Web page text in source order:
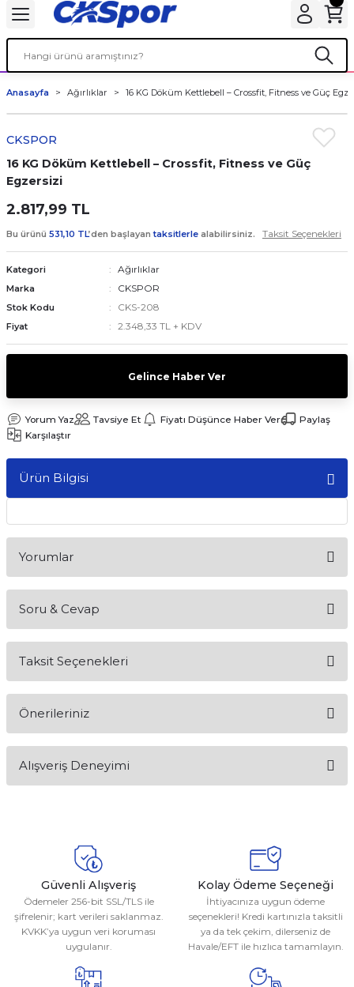
Anasayfa Ağırlıklar 16 KG Döküm Kettlebell – Crossfit, Fitness ve Güç
CKSPOR
16 KG Döküm Kettlebell – Crossfit, Fitness ve Güç
Egzersizi
2.817,99 TL
Bu ürünü 531,10 TL’den başlayantaksitlerle alabilirsiniz. Taksit Seçenekleri
Kategori Ağırlıklar
Marka CKSPOR
Stok Kodu CKS-208
Fiyat 2.348,33 TL + KDV
Gelince Haber Ver
Yorum Yaz Tavsiye Et Fiyatı Düşünce Haber Ver
Paylaş
Karşılaştır
Ürün Bilgisi
Yorumlar
Soru & Cevap
Taksit Seçenekleri
Önerileriniz
konularda yetersiz gördüğünüz noktaları öneri formunu
kullanarak tarafımıza iletebilirsiniz.
Ürün açıklamasında eksik bilgiler bulunuyor.
Ürün bilgilerinde hatalar bulunuyor.
Ürün fiyatı diğer sitelerden daha pahalı.
Bu ürüne benzer farklı alternatifler olmalı.
Alışveriş Deneyimi
Deneyimini Paylaş
Güvenli Alışveriş
Ödemeler 256-bit SSL/TLS ile
şifrelenir; kart verileri saklanmaz.
KVKK’ya uygun veri koruması
uygulanır.
Kolay Ödeme Seçeneği
İhtiyacınıza uygun ödeme
seçenekleri! Kredi kartınızla taksitli
ya da tek çekim, dilerseniz de
Havale/EFT ile hızlıca tamamlayın.